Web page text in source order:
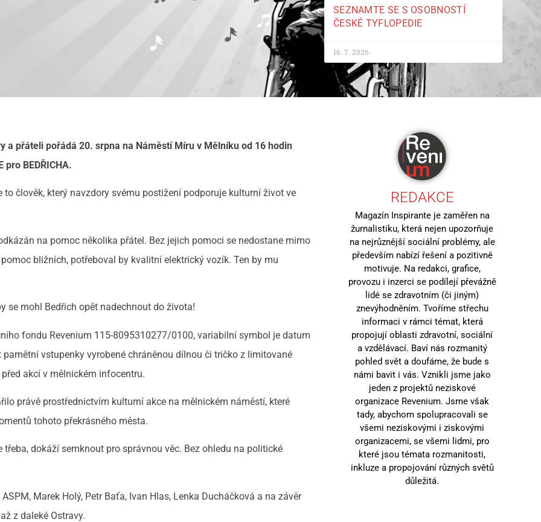
SEZNAMTE SE S OSOBNOSTÍ
ČESKÉ TYFLOPEDIE
16. 7. 2026
a přáteli pořádá 20. srpna na Náměstí Míru v Mělníku od 16 hodin
BEDŘICHA.
člověk, který navzdory svému postižení podporuje kulturní život ve
na pomoc několika přátel. Bez jejich pomoci se nedostane mimo
bližních, potřeboval by kvalitní elektrický vozík. Ten by mu
se mohl Bedřich opět nadechnout do života!
fondu Revenium 115-8095310277/0100, variabilní symbol je datum
vstupenky vyrobené chráněnou dílnou či tričko z limitované
akcí v mělnickém infocentru.
právě prostřednictvím kulturní akce na mělnickém náměstí, které
tohoto překrásného města.
dokáží semknout pro správnou věc. Bez ohledu na politické
Marek Holý, Petr Baťa, Ivan Hlas, Lenka Ducháčková a na závěr
z daleké Ostravy.
REDAKCE
Magazín Inspirante je zaměřen na
žurnalistiku, která nejen upozorňuje
na nejrůznější sociální problémy, ale
především nabízí řešení a pozitivně
motivuje. Na redakci, grafice,
provozu i inzerci se podílejí převážně
lidé se zdravotním (či jiným)
znevýhodněním. Tvoříme střechu
informaci v rámci témat, která
propojují oblasti zdravotní, sociální
a vzdělávací. Baví nás rozmanitý
pohled svět a doufáme, že bude s
námi bavit i vás. Vznikli jsme jako
jeden z projektů neziskové
organizace Revenium. Jsme však
tady, abychom spolupracovali se
všemi neziskovými i ziskovými
organizacemi, se všemi lidmi, pro
které jsou témata rozmanitosti,
inkluze a propojování různých světů
důležitá.